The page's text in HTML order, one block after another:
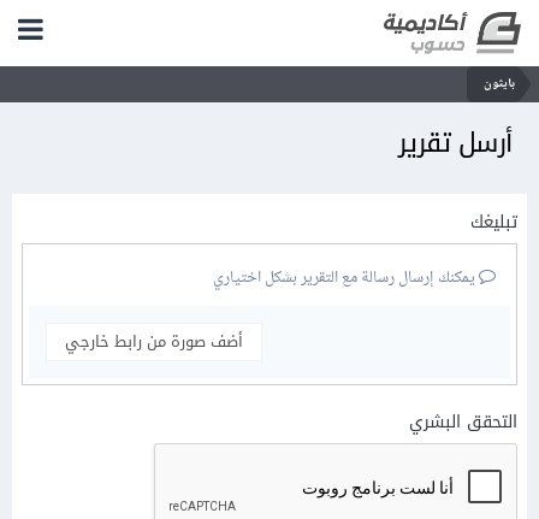
بايثون
أرسل تقرير
تبليغك
يمكنك إرسال رسالة مع التقرير بشكل اختياري
أضف صورة من رابط خارجي
التحقق البشري